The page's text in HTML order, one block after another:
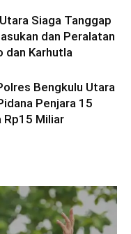
Siaga Tanggap
dan Peralatan
dan Karhutla
Bengkulu Utara
Penjara 15
Rp15 Miliar